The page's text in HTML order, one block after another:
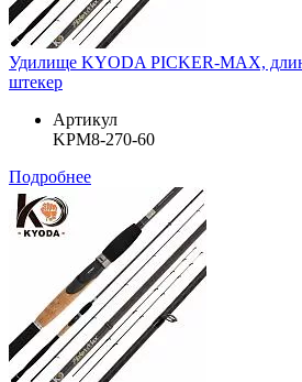
Удилище KYODA PICKER-MAX,
штекер
Артикул
KPM8-270-60
Подробнее